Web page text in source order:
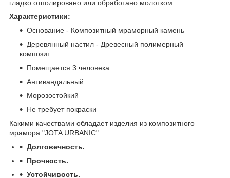
гладко отполировано или обработано молотком.
Характеристики:
Основание - Композитный мраморный камень
Деревянный настил - Древесный полимерный
композит.
Помещается 3 человека
Антивандальный
Морозостойкий
Не требует покраски
Какими качествами обладает изделия из композитного
мрамора "JOTA URBANIC":
Долговечность.
Прочность.
Устойчивость.